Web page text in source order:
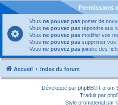
Permissions
Vous ne pouvez pas poster de
Vous ne pouvez pas répondre aux
Vous ne pouvez pas modifier vos
Vous ne pouvez pas supprimer vos
Vous ne pouvez pas joindre des
Accueil Index du forum
Développé par phpBB® Forum
Traduit par
Style promaterial par